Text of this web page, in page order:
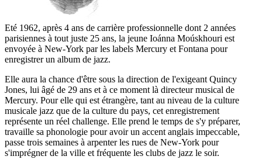
Eté 1962, après 4 ans de carrière professionnelle dont 2 années
parisiennes à tout juste 25 ans, la jeune Ioánna Moúskhouri est
envoyée à New-York par les labels Mercury et Fontana pour
enregistrer un album de jazz.
Elle aura la chance d'être sous la direction de l'exigeant Quincy
Jones, lui âgé de 29 ans et à ce moment là directeur musical de
Mercury. Pour elle qui est étrangère, tant au niveau de la culture
musicale jazz que de la culture du pays, cet enregistrement
représente un réel challenge. Elle prend le temps de s'y préparer,
travaille sa phonologie pour avoir un accent anglais impeccable,
passe trois semaines à arpenter les rues de New-York pour
s'imprégner de la ville et fréquente les clubs de jazz le soir.